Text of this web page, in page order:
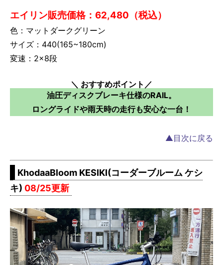
エイリン販売価格：62,480（税込）
色：マットダークグリーン
サイズ：440(165~180cm)
変速：2×8段
＼ おすすめポイント／
油圧ディスクブレーキ仕様のRAIL。
ロングライドや雨天時の走行も安心な一台！
▲目次に戻る
KhodaaBloom KESIKI(コーダーブルーム ケシ
キ) 08/25更新